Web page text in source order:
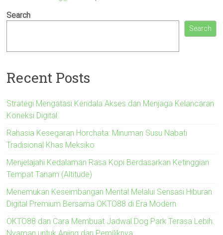
Search
Search
Recent Posts
Strategi Mengatasi Kendala Akses dan Menjaga Kelancaran
Koneksi Digital
Rahasia Kesegaran Horchata: Minuman Susu Nabati
Tradisional Khas Meksiko
Menjelajahi Kedalaman Rasa Kopi Berdasarkan Ketinggian
Tempat Tanam (Altitude)
Menemukan Keseimbangan Mental Melalui Sensasi Hiburan
Digital Premium Bersama OKTO88 di Era Modern
OKTO88 dan Cara Membuat Jadwal Dog Park Terasa Lebih
Nyaman untuk Anjing dan Pemiliknya